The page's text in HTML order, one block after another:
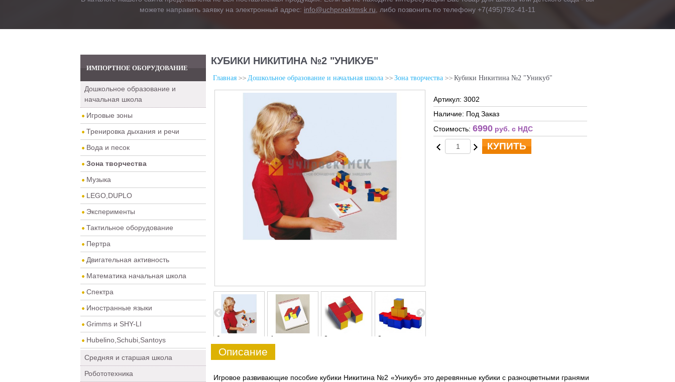
можете направить заявку на электронный адрес: info@uchproektmsk.ru , либо позвонить по телефону +7(495)792-41-11
ИМПОРТНОЕ ОБОРУДОВАНИЕ
Дошкольное образование и
начальная школа
Игровые зоны
Тренировка дыхания и речи
Вода и песок
Зона творчества
Музыка
LEGO,DUPLO
Эксперименты
Тактильное оборудование
Пертра
Двигательная активность
Математика начальная школа
Спектра
Иностранные языки
Grimms и SHY-LI
Hubelino,Schubi,Santoys
Средняя и старшая школа
Робототехника
КУБИКИ НИКИТИНА №2 "УНИКУБ"
Главная Дошкольное образование и начальная школа Зона творчества Кубики Никитина №2 "Уникуб"
3 4 0 1 2 3
Артикул: 3002
Наличие: Под Заказ
Стоимость: 6990 руб. c НДС
КУПИТЬ
Описание
Игровое развивающие пособие кубики Никитина №2 «Уникуб» это деревянные кубики с разноцветными гранями